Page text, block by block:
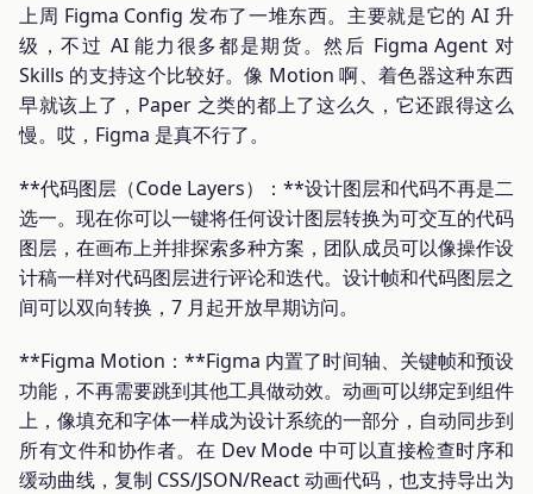
上周 Figma Config 发布了一堆东西。主要就是它的 AI 升
级，不过 AI 能力很多都是期货。然后 Figma Agent 对
Skills 的支持这个比较好。像 Motion 啊、着色器这种东西
早就该上了，Paper 之类的都上了这么久，它还跟得这么
慢。哎，Figma 是真不行了。
**代码图层（Code Layers）：**设计图层和代码不再是二
选一。现在你可以一键将任何设计图层转换为可交互的代码
图层，在画布上并排探索多种方案，团队成员可以像操作设
计稿一样对代码图层进行评论和迭代。设计帧和代码图层之
间可以双向转换，7 月起开放早期访问。
**Figma Motion：**Figma 内置了时间轴、关键帧和预设
功能，不再需要跳到其他工具做动效。动画可以绑定到组件
上，像填充和字体一样成为设计系统的一部分，自动同步到
所有文件和协作者。在 Dev Mode 中可以直接检查时序和
缓动曲线，复制 CSS/JSON/React 动画代码，也支持导出为